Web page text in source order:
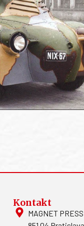
Kontakt
MAGNET